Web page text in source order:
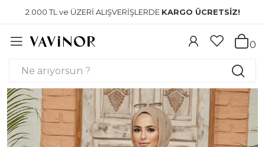
2.000 TL ve ÜZERİ ALIŞVERİŞLERDE KARGO ÜCRETSİZ!
0